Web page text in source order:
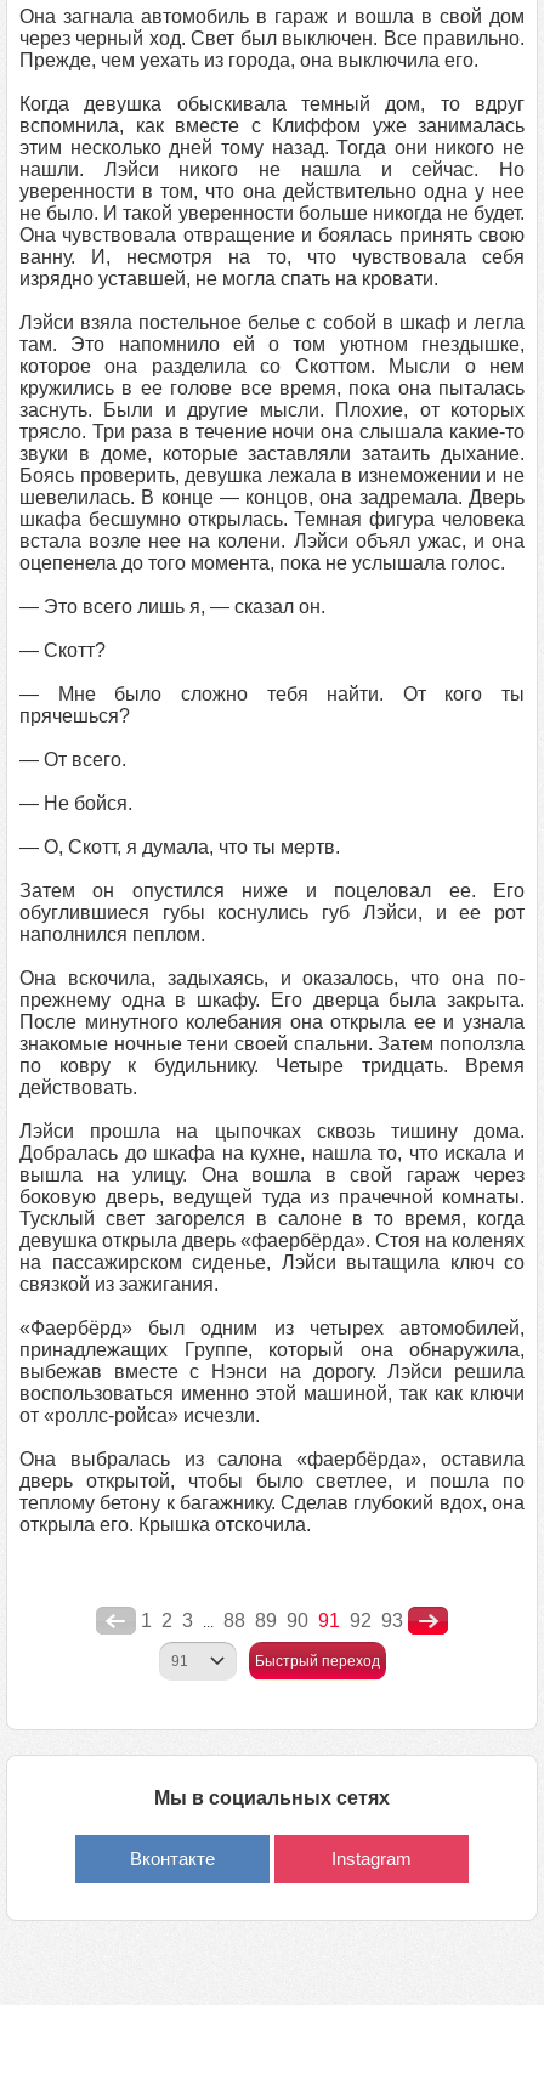
Она загнала автомобиль в гараж и вошла в свой дом
через черный ход. Свет был выключен. Все правильно.
Прежде, чем уехать из города, она выключила его.
Когда девушка обыскивала темный дом, то вдруг
вспомнила, как вместе с Клиффом уже занималась
этим несколько дней тому назад. Тогда они никого не
нашли. Лэйси никого не нашла и сейчас. Но
уверенности в том, что она действительно одна у нее
не было. И такой уверенности больше никогда не будет.
Она чувствовала отвращение и боялась принять свою
ванну. И, несмотря на то, что чувствовала себя
изрядно уставшей, не могла спать на кровати.
Лэйси взяла постельное белье с собой в шкаф и легла
там. Это напомнило ей о том уютном гнездышке,
которое она разделила со Скоттом. Мысли о нем
кружились в ее голове все время, пока она пыталась
заснуть. Были и другие мысли. Плохие, от которых
трясло. Три раза в течение ночи она слышала какие-то
звуки в доме, которые заставляли затаить дыхание.
Боясь проверить, девушка лежала в изнеможении и не
шевелилась. В конце — концов, она задремала. Дверь
шкафа бесшумно открылась. Темная фигура человека
встала возле нее на колени. Лэйси объял ужас, и она
оцепенела до того момента, пока не услышала голос.
— Это всего лишь я, — сказал он.
— Скотт?
— Мне было сложно тебя найти. От кого ты
прячешься?
— От всего.
— Не бойся.
— О, Скотт, я думала, что ты мертв.
Затем он опустился ниже и поцеловал ее. Его
обуглившиеся губы коснулись губ Лэйси, и ее рот
наполнился пеплом.
Она вскочила, задыхаясь, и оказалось, что она по-
прежнему одна в шкафу. Его дверца была закрыта.
После минутного колебания она открыла ее и узнала
знакомые ночные тени своей спальни. Затем поползла
по ковру к будильнику. Четыре тридцать. Время
действовать.
Лэйси прошла на цыпочках сквозь тишину дома.
Добралась до шкафа на кухне, нашла то, что искала и
вышла на улицу. Она вошла в свой гараж через
боковую дверь, ведущей туда из прачечной комнаты.
Тусклый свет загорелся в салоне в то время, когда
девушка открыла дверь «фаербёрда». Стоя на коленях
на пассажирском сиденье, Лэйси вытащила ключ со
связкой из зажигания.
«Фаербёрд» был одним из четырех автомобилей,
принадлежащих Группе, который она обнаружила,
выбежав вместе с Нэнси на дорогу. Лэйси решила
воспользоваться именно этой машиной, так как ключи
от «роллс-ройса» исчезли.
Она выбралась из салона «фаербёрда», оставила
дверь открытой, чтобы было светлее, и пошла по
теплому бетону к багажнику. Сделав глубокий вдох, она
открыла его. Крышка отскочила.
1 2 3 ... 88 89 90 91 92 93
Быстрый переход
Мы в социальных сетях
Вконтакте Instagram